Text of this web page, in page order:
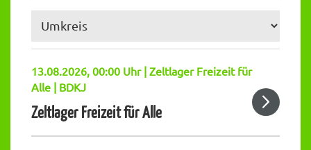
13.08.2026, 00:00 Uhr | Zeltlager Freizeit für
Alle | BDKJ
Zeltlager Freizeit für Alle